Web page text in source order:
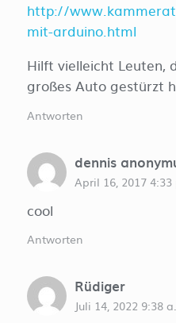
http://
mit-arduino.html
Hilft vielleicht Leuten,
großes Auto gestürzt
Antworten
dennis
April 16, 2017 4:33
cool
Antworten
Rüdiger
Juli 14, 2022 9:38